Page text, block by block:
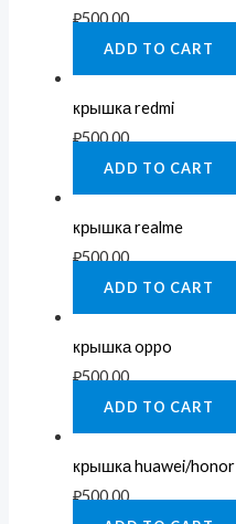
₽500.00
ADD TO CART
крышка redmi
₽500.00
ADD TO CART
крышка realme
₽500.00
ADD TO CART
крышка oppo
₽500.00
ADD TO CART
крышка huawei/honor
₽500.00